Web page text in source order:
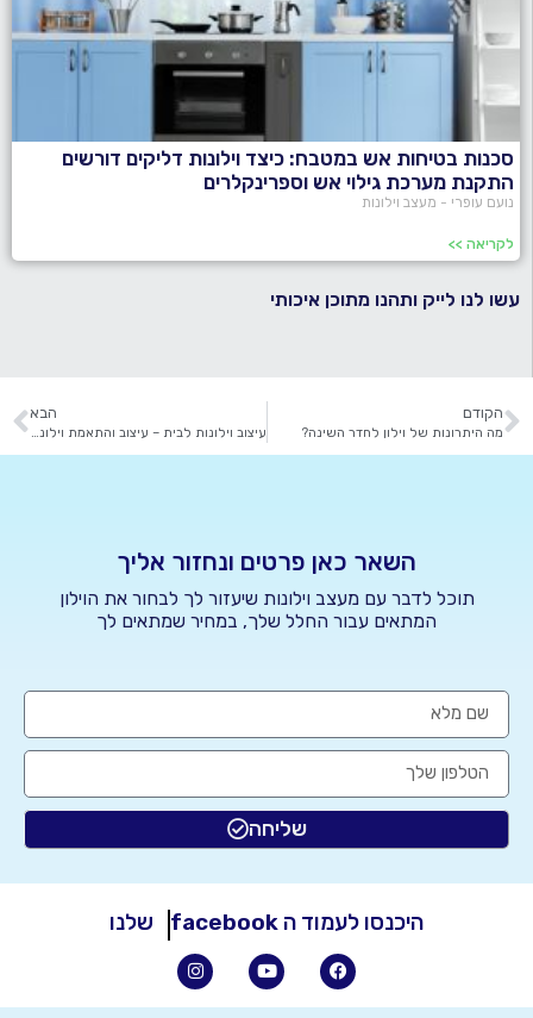
סכנות בטיחות אש במטבח: כיצד וילונות דליקים דורשים
התקנת מערכת גילוי אש וספרינקלרים
נועם עופרי - מעצב וילונות
לקריאה >>
עשו לנו לייק ותהנו מתוכן איכותי
הקודם
מה היתרונות של וילון לחדר השינה?
הבא
עיצוב וילונות לבית – עיצוב והתאמת וילונות באופן אישי
השאר כאן פרטים ונחזור אליך
תוכל לדבר עם מעצב וילונות שיעזור לך לבחור את הוילון
המתאים עבור החלל שלך, במחיר שמתאים לך
שליחה
היכנסו לעמוד הfacebookשלנו